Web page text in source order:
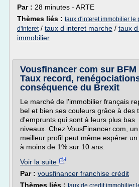
Par : 28 minutes - ARTE
Thèmes liés : taux d'interet immobilier le
d'interet/ taux d interet marche / taux
immobilier
Vousfinancer com sur BFM
Taux record,
conséquence du Brexit
Le marché de l'immobilier français
bel et bien ses couleurs grâce à des
d'emprunts qui sont à leurs plus bas
niveaux. Chez VousFinancer.com, un
meilleur profil peut même espérer
à moins de 1% sur 10 ans.
Voir la suite
Par : vousfinancer franchise crédit
Thèmes liés : taux de credit immobilier